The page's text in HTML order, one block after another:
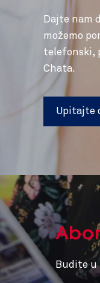
Dajte nam
možemo
telefonski,
Chata.
Upitajte
Budite u